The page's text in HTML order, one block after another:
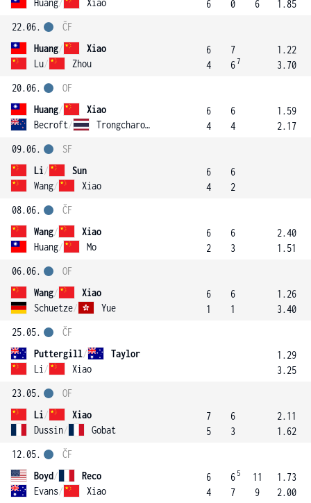
6 0 6
1.85
22.06.
Huang/
Xiao
Lu/ Zhou
ČF
6
4
7
67
1.22
3.70
20.06.
Huang/
Xiao
Becroft/ Trongcharoenchaikul
OF
6
4
6
4
1.59
2.17
09.06.
Li/
Sun
Wang/ Xiao
SF
6
4
6
2
08.06.
Wang/
Xiao
Huang/ Mo
ČF
6
2
6
3
2.40
1.51
06.06.
Wang/
Xiao
Schuetze/ Yue
OF
6
1
6
1
1.26
3.40
25.05.
Puttergill/
Taylor
Li / Xiao
ČF
1.29
3.25
23.05.
Li/
Xiao
Dussin/ Gobat
OF
7
5
6
3
2.11
1.62
12.05.
Boyd/
Reco
Evans/ Xiao
ČF
6
4
6 5
7
11
9
1.73
2.00